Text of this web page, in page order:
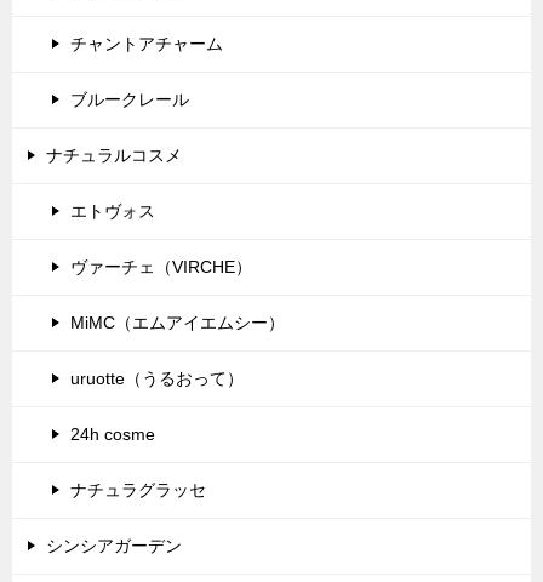
チャントアチャーム
ブルークレール
ナチュラルコスメ
エトヴォス
ヴァーチェ（VIRCHE）
MiMC（エムアイエムシー）
uruotte（うるおって）
24h cosme
ナチュラグラッセ
シンシアガーデン